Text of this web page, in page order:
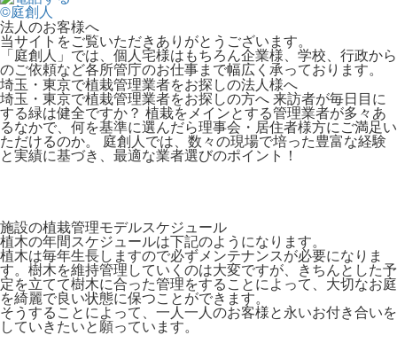
©庭創人
法人のお客様へ
当サイトをご覧いただきありがとうございます。
「庭創人」では、個人宅様はもちろん企業様、学校、行政から
のご依頼など各所管庁のお仕事まで幅広く承っております。
埼玉・東京で植栽管理業者をお探しの法人様へ
埼玉・東京で植栽管理業者をお探しの方へ 来訪者が毎日目に
する緑は健全ですか？ 植栽をメインとする管理業者が多々あ
るなかで、何を基準に選んだら理事会・居住者様方にご満足い
ただけるのか。 庭創人では、数々の現場で培った豊富な経験
と実績に基づき、最適な業者選びのポイント！
施設の植栽管理モデルスケジュール
植木の年間スケジュールは下記のようになります。
植木は毎年生長しますので必ずメンテナンスが必要になりま
す。樹木を維持管理していくのは大変ですが、きちんとした予
定を立てて樹木に合った管理をすることによって、大切なお庭
を綺麗で良い状態に保つことができます。
そうすることによって、一人一人のお客様と永いお付き合いを
していきたいと願っています。